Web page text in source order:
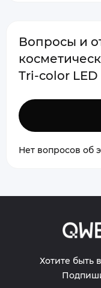
Вопросы и
Tri-color LED
Нет вопросов об
Хотите быть